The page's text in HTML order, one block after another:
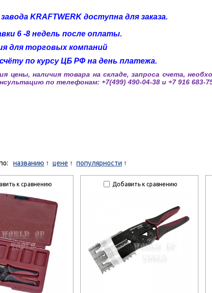
KRAFTWERK доступна для заказа.
6 -8 недель после оплаты.
для торговых компаний
по курсу ЦБ РФ на день платежа.
цены, наличия товара на складе, запроса счета,
по телефонам: +7(499) 490-04-38 и +7 916 683-
названию цене популярности
к сравнению Добавить к сравнению